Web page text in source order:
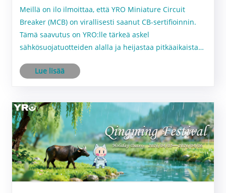
Meillä on ilo ilmoittaa, että YRO Miniature Circuit
Breaker (MCB) on virallisesti saanut CB-sertifioinnin.
Tämä saavutus on YRO:lle tärkeä askel
sähkösuojatuotteiden alalla ja heijastaa pitkäaikaista
ja kansainvälisten standardien noudattamiseen.
Lue lisää